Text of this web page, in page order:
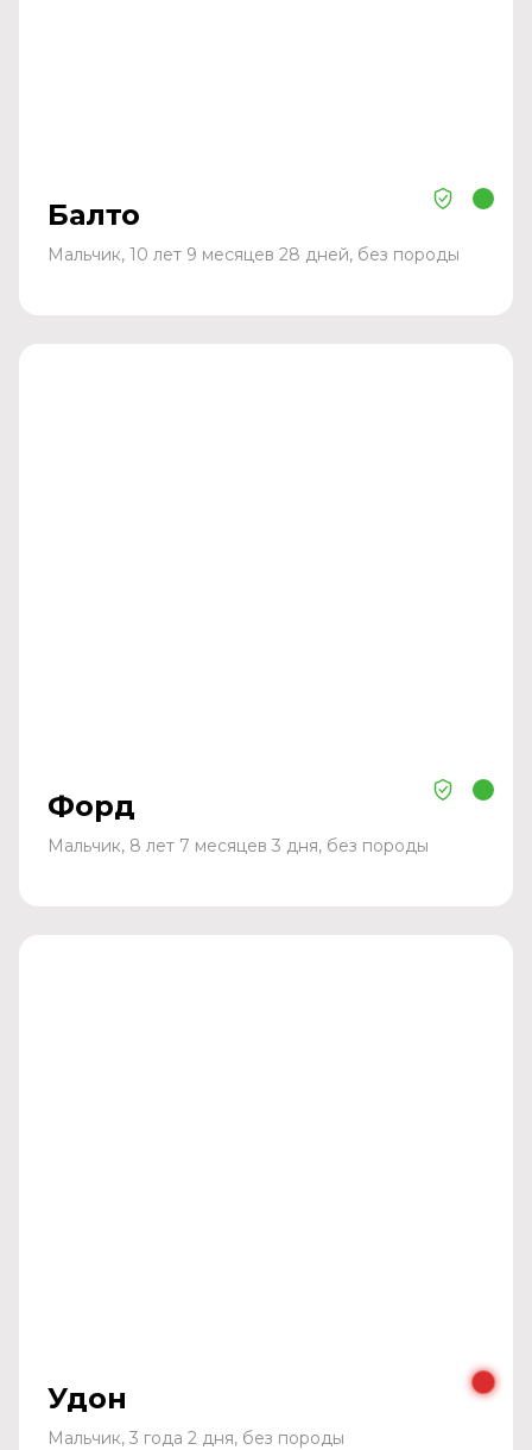
Балто
Мальчик, 10 лет 9 месяцев 28 дней, без породы
Форд
Мальчик, 8 лет 7 месяцев 3 дня, без породы
Удон
Мальчик, 3 года 2 дня, без породы